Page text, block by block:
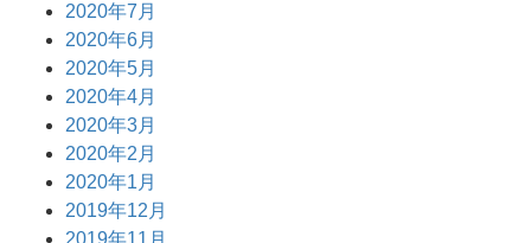
2020年7月
2020年6月
2020年5月
2020年4月
2020年3月
2020年2月
2020年1月
2019年12月
2019年11月